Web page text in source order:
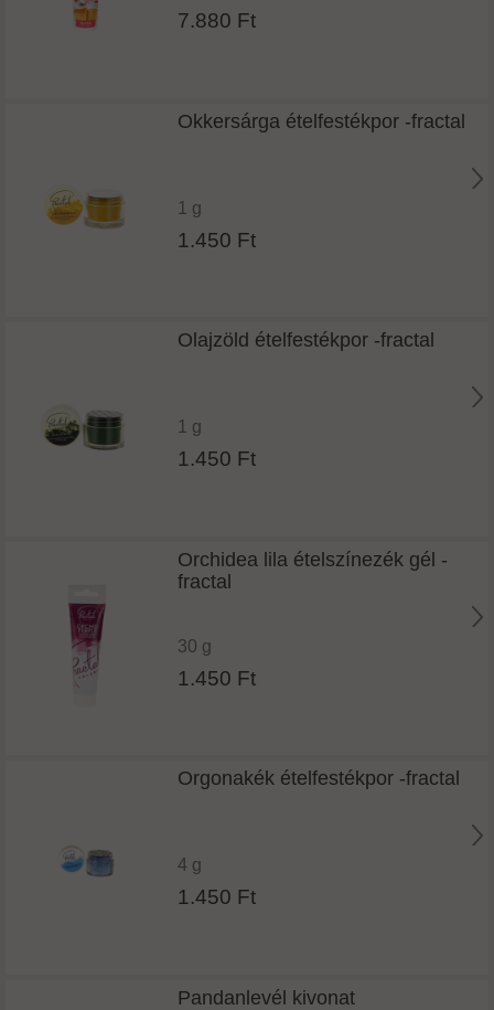
7.880 Ft
Okkersárga ételfestékpor -fractal
1 g
1.450 Ft
Olajzöld ételfestékpor -fractal
1 g
1.450 Ft
Orchidea lila ételszínezék gél -
fractal
30 g
1.450 Ft
Orgonakék ételfestékpor -fractal
4 g
1.450 Ft
Pandanlevél kivonat